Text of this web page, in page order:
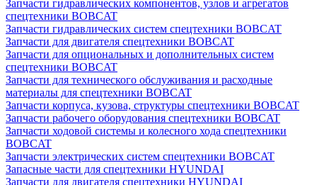
Запчасти гидравлических компонентов, узлов и агрегатов
спецтехники BOBCAT
Запчасти гидравлических систем спецтехники BOBCAT
Запчасти для двигателя спецтехники BOBCAT
Запчасти для опциональных и дополнительных систем
спецтехники BOBCAT
Запчасти для технического обслуживания и расходные
материалы для спецтехники BOBCAT
Запчасти корпуса, кузова, структуры спецтехники BOBCAT
Запчасти рабочего оборудования спецтехники BOBCAT
Запчасти ходовой системы и колесного хода спецтехники
BOBCAT
Запчасти электрических систем спецтехники BOBCAT
Запасные части для спецтехники HYUNDAI
Запчасти для двигателя спецтехники HYUNDAI